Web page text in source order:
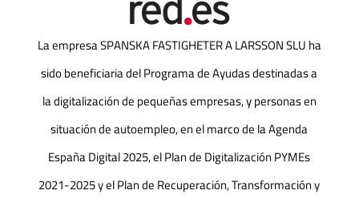
La empresa SPANSKA FASTIGHETER A LARSSON SLU ha
sido beneficiaria del Programa de Ayudas destinadas a
la digitalización de pequeñas empresas, y personas en
situación de autoempleo, en el marco de la Agenda
España Digital 2025, el Plan de Digitalización PYMEs
2021-2025 y el Plan de Recuperación, Transformación y